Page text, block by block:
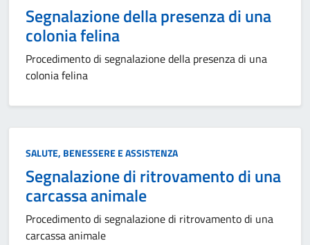
Segnalazione della presenza di una
colonia felina
Procedimento di segnalazione della presenza di una
colonia felina
Categoria:
SALUTE, BENESSERE E ASSISTENZA
Segnalazione di ritrovamento di una
carcassa animale
Procedimento di segnalazione di ritrovamento di una
carcassa animale